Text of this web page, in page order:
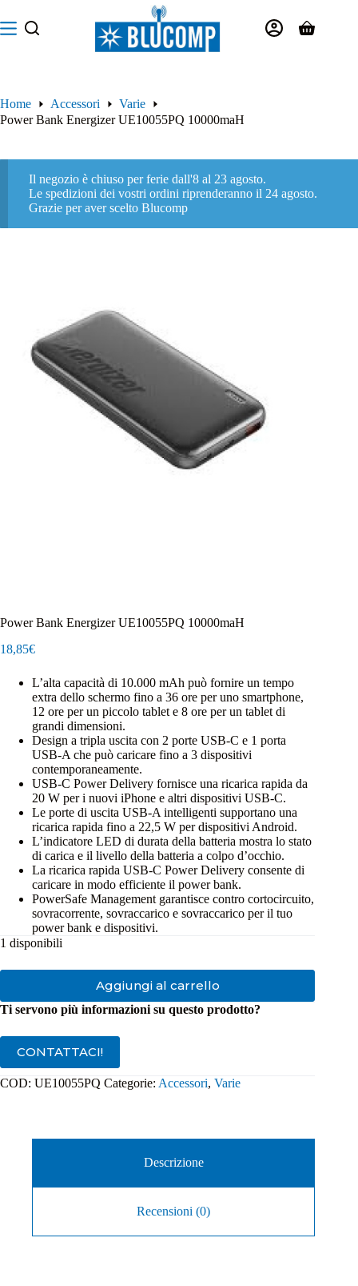
al
contenuto
Carrello
Home Accessori
Varie
Power Bank Energizer UE10055PQ 10000maH
Il negozio è chiuso per ferie dall'8 al 23 agosto.
Le spedizioni dei vostri ordini riprenderanno il 24 agosto.
Grazie per aver scelto Blucomp
Power Bank Energizer UE10055PQ 10000maH
18,85€
L’alta capacità di 10.000 mAh può fornire un tempo
extra dello schermo fino a 36 ore per uno smartphone,
12 ore per un piccolo tablet e 8 ore per un tablet di
grandi dimensioni.
Design a tripla uscita con 2 porte USB-C e 1 porta
USB-A che può caricare fino a 3 dispositivi
contemporaneamente.
USB-C Power Delivery fornisce una ricarica rapida da
20 W per i nuovi iPhone e altri dispositivi USB-C.
Le porte di uscita USB-A intelligenti supportano una
ricarica rapida fino a 22,5 W per dispositivi Android.
L’indicatore LED di durata della batteria mostra lo stato
di carica e il livello della batteria a colpo d’occhio.
La ricarica rapida USB-C Power Delivery consente di
caricare in modo efficiente il power bank.
PowerSafe Management garantisce contro cortocircuito,
sovracorrente, sovraccarico e sovraccarico per il tuo
power bank e dispositivi.
1 disponibili
Aggiungi al carrello
Ti servono più informazioni su questo prodotto?
CONTATTACI!
COD: UE10055PQ Categorie: Accessori, Varie
Descrizione
Recensioni (0)